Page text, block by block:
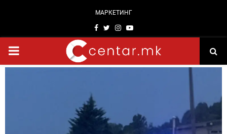
МАРКЕТИНГ
Facebook
TwitterInstagram
Youtube
PRIMARY